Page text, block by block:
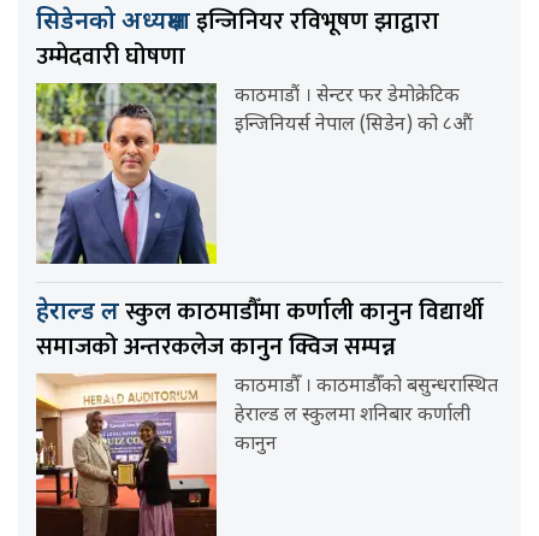
सिडेनको अध्यक्षमाइन्जिनियर रविभूषण झाद्वारा
उम्मेदवारी घोषणा
काठमाडौं । सेन्टर फर डेमोक्रेटिक
इन्जिनियर्स नेपाल (सिडेन) को ८औं
हेराल्ड लस्कुल काठमाडौँमा कर्णाली कानुन विद्यार्थी
समाजको अन्तरकलेज कानुन क्विज सम्पन्न
काठमाडौँ । काठमाडौँको बसुन्धरास्थित
हेराल्ड ल स्कुलमा शनिबार कर्णाली
कानुन